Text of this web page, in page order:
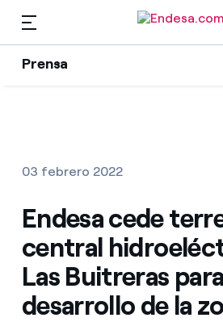
Prensa
Prensa
Encuentra la tarifa que más te
Compara nuestras tarifas de
Recursos
Colecciones
Contactos prensa
03 febrero 2022
Endesa cede
central
Las Buitreras
desarrollo de la